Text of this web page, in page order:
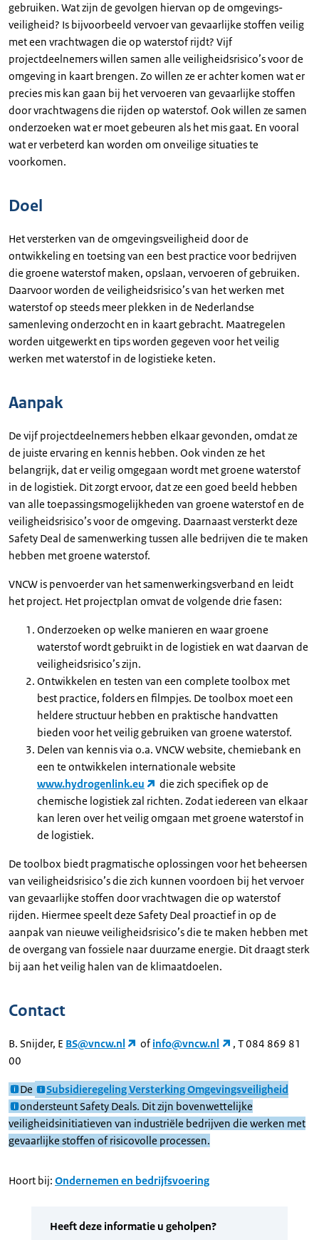
gebruiken. Wat zijn de gevolgen hiervan op de omgevings-
veiligheid? Is bijvoorbeeld vervoer van gevaarlijke stoffen veilig
met een vrachtwagen die op waterstof rijdt? Vijf
projectdeelnemers willen samen alle veiligheidsrisico’s voor de
omgeving in kaart brengen. Zo willen ze er achter komen wat er
precies mis kan gaan bij het vervoeren van gevaarlijke stoffen
door vrachtwagens die rijden op waterstof. Ook willen ze samen
onderzoeken wat er moet gebeuren als het mis gaat. En vooral
wat er verbeterd kan worden om onveilige situaties te
voorkomen.
Doel
Het versterken van de omgevingsveiligheid door de
ontwikkeling en toetsing van een best practice voor bedrijven
die groene waterstof maken, opslaan, vervoeren of gebruiken.
Daarvoor worden de veiligheidsrisico’s van het werken met
waterstof op steeds meer plekken in de Nederlandse
samenleving onderzocht en in kaart gebracht. Maatregelen
worden uitgewerkt en tips worden gegeven voor het veilig
werken met waterstof in de logistieke keten.
Aanpak
De vijf projectdeelnemers hebben elkaar gevonden, omdat ze
de juiste ervaring en kennis hebben. Ook vinden ze het
belangrijk, dat er veilig omgegaan wordt met groene waterstof
in de logistiek. Dit zorgt ervoor, dat ze een goed beeld hebben
van alle toepassingsmogelijkheden van groene waterstof en de
veiligheidsrisico’s voor de omgeving. Daarnaast versterkt deze
Safety Deal de samenwerking tussen alle bedrijven die te maken
hebben met groene waterstof.
VNCW is penvoerder van het samenwerkingsverband en leidt
het project. Het projectplan omvat de volgende drie fasen:
Onderzoeken op welke manieren en waar groene
waterstof wordt gebruikt in de logistiek en wat daarvan de
veiligheidsrisico’s zijn.
Ontwikkelen en testen van een complete toolbox met
best practice, folders en filmpjes. De toolbox moet een
heldere structuur hebben en praktische handvatten
bieden voor het veilig gebruiken van groene waterstof.
Delen van kennis via o.a. VNCW website, chemiebank en
een te ontwikkelen internationale website
www.hydrogenlink.eu
die zich specifiek op de
chemische logistiek zal richten. Zodat iedereen van elkaar
kan leren over het veilig omgaan met groene waterstof in
de logistiek.
De toolbox biedt pragmatische oplossingen voor het beheersen
van veiligheidsrisico’s die zich kunnen voordoen bij het vervoer
van gevaarlijke stoffen door vrachtwagen die op waterstof
rijden. Hiermee speelt deze Safety Deal proactief in op de
aanpak van nieuwe veiligheidsrisico’s die te maken hebben met
de overgang van fossiele naar duurzame energie. Dit draagt sterk
bij aan het veilig halen van de klimaatdoelen.
Contact
B. Snijder, E BS@vncw.nl ofinfo@vncw.nl
, T 084 869 81
00
De
Subsidieregeling Versterking Omgevingsveiligheid
ondersteunt Safety Deals. Dit zijn bovenwettelijke
veiligheidsinitiatieven van industriële bedrijven die werken met
gevaarlijke stoffen of risicovolle processen.
Hoort bij: Ondernemen en bedrijfsvoering